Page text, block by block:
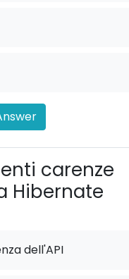
carenze
Hibernate
dell'API